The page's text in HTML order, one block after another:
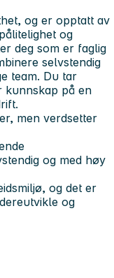
og er opptatt av
og
deg som er faglig
selvstendig
team. Du tar
kunnskap på en
men verdsetter
og med høy
og det er
og